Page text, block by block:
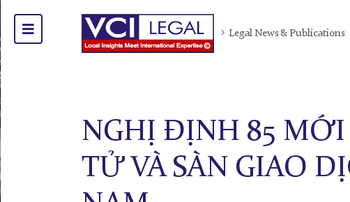
Legal News & Publications
NGHỊ ĐỊNH 85
TỬ VÀ SÀN GIAO